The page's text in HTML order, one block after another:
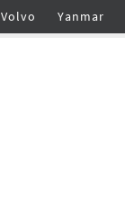
Volvo Yanmar